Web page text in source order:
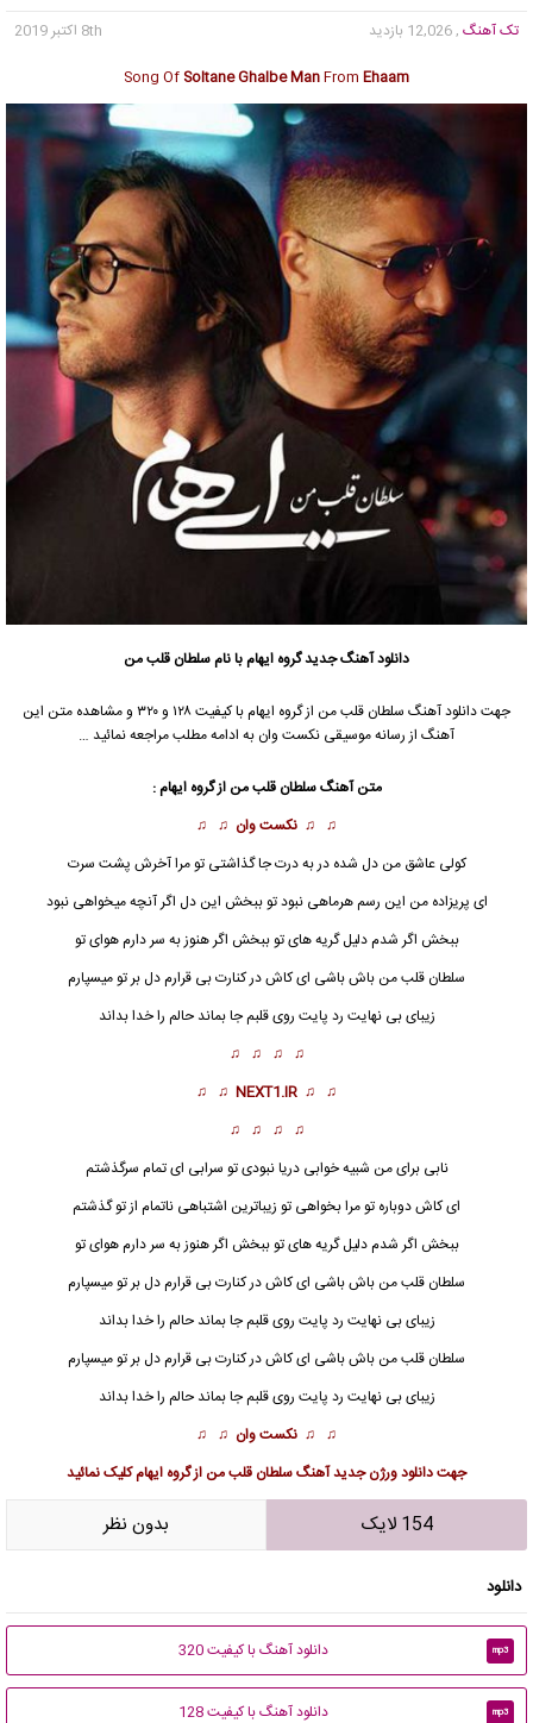
تک آهنگ , 12,026 بازدید
8th اکتبر 2019
Song Of Soltane Ghalbe ManFrom Ehaam
دانلود آهنگ جدیدگروه ایهامبا نام سلطان قلب من
جهت دانلود آهنگ سلطان قلب من ازگروه ایهام
با کیفیت ۱۲۸ و ۳۲۰ و مشاهده متن این
آهنگ از رسانه موسیقی نکست وان به ادامه مطلب مراجعه نمائید …
متن آهنگ سلطان قلب من ازگروه ایهام:
♫ ♫ نکست وان ♫ ♫
کولی عاشق من دل شده در به درت جا گذاشتی تو مرا آخرش پشت سرت
ای پریزاده من این رسم هرماهی نبود تو ببخش این دل اگر آنچه میخواهی نبود
ببخش اگر شدم دلیل گریه های تو ببخش اگر هنوز به سر دارم هوای تو
سلطان قلب من باش باشی ای کاش در کنارت بی قرارم دل بر تو میسپارم
زیبای بی نهایت رد پایت روی قلبم جا بماند حالم را خدا بداند
♫ ♫ ♫ ♫
♫ ♫
NEXT1.IR
♫ ♫
♫ ♫ ♫ ♫
نابی برای من شبیه خوابی دریا نبودی تو سرابی ای تمام سرگذشتم
ای کاش دوباره تو مرا بخواهی تو زیباترین اشتباهی ناتمام از تو گذشتم
ببخش اگر شدم دلیل گریه های تو ببخش اگر هنوز به سر دارم هوای تو
سلطان قلب من باش باشی ای کاش در کنارت بی قرارم دل بر تو میسپارم
زیبای بی نهایت رد پایت روی قلبم جا بماند حالم را خدا بداند
سلطان قلب من باش باشی ای کاش در کنارت بی قرارم دل بر تو میسپارم
زیبای بی نهایت رد پایت روی قلبم جا بماند حالم را خدا بداند
♫ ♫ نکست وان ♫ ♫
جهتدانلود ورژن جدید آهنگ سلطان قلب من از گروه ایهامکلیک نمائید
154 لایک بدون نظر
دانلود
mp3 دانلود آهنگ با کیفیت 320
mp3 دانلود آهنگ با کیفیت 128